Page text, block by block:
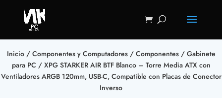
Inicio/ Componentes y Computadores/ Componentes/ Gabinete
para PC / XPG STARKER AIR BTF Blanco – Torre Media ATX con
Ventiladores ARGB 120mm, USB-C, Compatible con Placas de Conector
Inverso